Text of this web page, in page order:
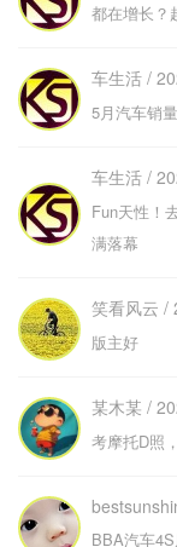
都在增长？
车生活 /
5月汽车销
车生活 /
Fun天性！
满落幕
笑看风云 /
版主好
某木某 /
考摩托D照
BBA汽车